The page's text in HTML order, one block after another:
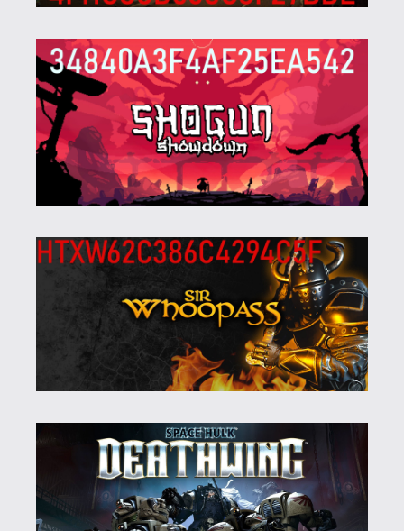
Ahhoz, hogy te is hozzászólj, be kell
jelentkezned!
Necroman Mk2 2025.01.02 15:15:25 #1zt9b